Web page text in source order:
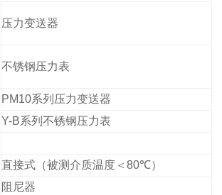
压力变送器
不锈钢压力表
PM10系列压力变送器
Y-B系列不锈钢压力表
直接式（被测介质温度＜ 80℃）
阻尼器